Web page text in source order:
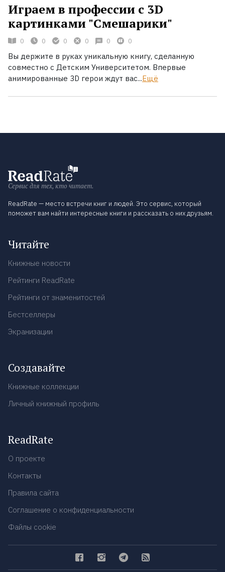
Играем в профессии с 3D
картинками "Смешарики"
0 0 0 0 0 0
Вы держите в руках уникальную книгу, сделанную
совместно с Детским Университетом. Впервые
анимированные 3D герои ждут вас...Ещё
Сервис для тех, кто читает.
ReadRate — место встречи книг и людей. Это сервис, который
поможет вам найти интересные книги и рассказать о них друзьям.
Читайте
Книжные новости
Рейтинги ReadRate
Рейтинги от знаменитостей
Бестселлеры
Экранизации
Создавайте
Книжные коллекции
Личный книжный профиль
ReadRate
О проекте
Контакты
Правила сайта
Соглашение о конфиденциальности
Файлы cookie